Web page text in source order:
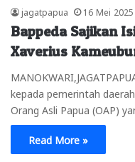
jagatpapua 16 Mei 2025
Bappeda Sajikan
Xaverius
kepada pemerintah
Orang Asli Papua (OAP)
Read More »